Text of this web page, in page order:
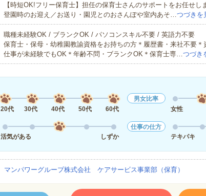
【時短OK!フリー保育士】担任の保育士さんのサポートをお任せし
登園時のお迎え／お送り・園児とのおさんぽや室内あそ…つづきを
職種未経験OK / ブランクOK / パソコンスキル不要 / 英語力不要
保育士・保母・幼稚園教諭資格をお持ちの方＊履歴書・来社不要
仕事が未経験でもOK＊年齢不問・ブランクOK＊保育士専…つづき
20代
30代 40代 50代 60代
男女比率
女性
活気がある
しずか
仕事の仕方
テキパキ
マンパワーグループ株式会社 ケアサービス事業部（保育）